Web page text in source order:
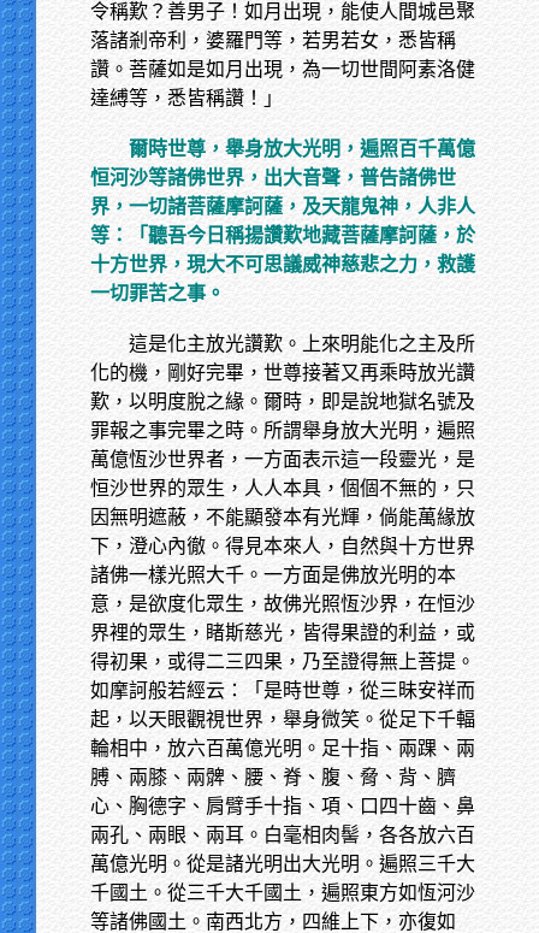
令稱歎？善男子！如月出現，能使人間城邑聚
落諸剎帝利，婆羅門等，若男若女，悉皆稱
讚。菩薩如是如月出現，為一切世間阿素洛健
達縛等，悉皆稱讚！」
爾時世尊，舉身放大光明，遍照百千萬億
恒河沙等諸佛世界，出大音聲，普告諸佛世
界，一切諸菩薩摩訶薩，及天龍鬼神，人非人
等：「聽吾今日稱揚讚歎地藏菩薩摩訶薩，於
十方世界，現大不可思議威神慈悲之力，救護
一切罪苦之事。
這是化主放光讚歎。上來明能化之主及所
化的機，剛好完畢，世尊接著又再乘時放光讚
歎，以明度脫之緣。爾時，即是說地獄名號及
罪報之事完畢之時。所謂舉身放大光明，遍照
萬億恆沙世界者，一方面表示這一段靈光，是
恒沙世界的眾生，人人本具，個個不無的，只
因無明遮蔽，不能顯發本有光輝，倘能萬緣放
下，澄心內徹。得見本來人，自然與十方世界
諸佛一樣光照大千。一方面是佛放光明的本
意，是欲度化眾生，故佛光照恆沙界，在恒沙
界裡的眾生，睹斯慈光，皆得果證的利益，或
得初果，或得二三四果，乃至證得無上菩提。
如摩訶般若經云：「是時世尊，從三昧安祥而
起，以天眼觀視世界，舉身微笑。從足下千輻
輪相中，放六百萬億光明。足十指、兩踝、兩
膊、兩膝、兩髀、腰、脊、腹、脅、背、臍
心、胸德字、肩臂手十指、項、口四十齒、鼻
兩孔、兩眼、兩耳。白毫相肉髻，各各放六百
萬億光明。從是諸光明出大光明。遍照三千大
千國土。從三千大千國土，遍照東方如恆河沙
等諸佛國土。南西北方，四維上下，亦復如